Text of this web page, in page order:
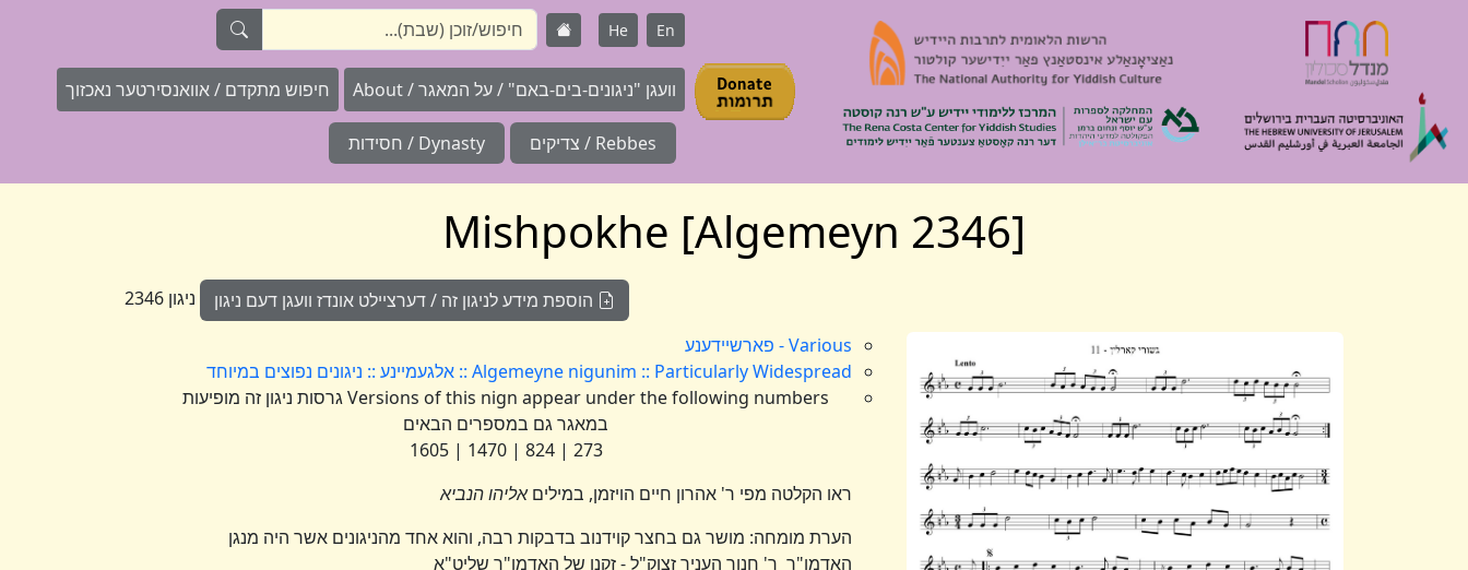
En
He
וועגן "ניגונים-בים-באם" / על המאגר / About חיפוש מתקדם / אוואנסירטער נאכזוך
Rebbes / צדיקים Dynasty / חסידות
[Algemeyn 2346] Mishpokhe
הוספת מידע לניגון זה / דערציילט אונדז וועגן דעם ניגון ניגון 2346
Various - פארשיידענע
Algemeyne nigunim :: Particularly Widespread :: אלגעמיינע :: ניגונים נפוצים במיוחד
Versions of this nign appear under the following numbers גרסות ניגון זה מופיעות
במאגר גם במספרים הבאים
273 | 824 | 1470 | 1605
ראו הקלטה מפי ר' אהרון חיים הויזמן, במיליםאליהו הנביא
הערת מומחה: מושר גם בחצר קוידנוב בדבקות רבה, והוא אחד מהניגונים אשר היה מנגן
האדמו"ר ר' חנוך העניך זצוק"ל - זקנו של האדמו"ר שליט"א